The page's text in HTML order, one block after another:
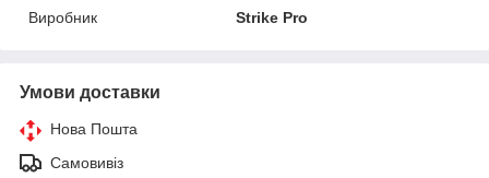
Виробник
Strike Pro
Умови доставки
Нова Пошта
Самовивіз